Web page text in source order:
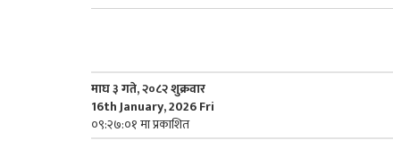
माघ ३ गते, २०८२ शुक्रवार
16th January, 2026 Fri
०९:२७:०१ मा प्रकाशित